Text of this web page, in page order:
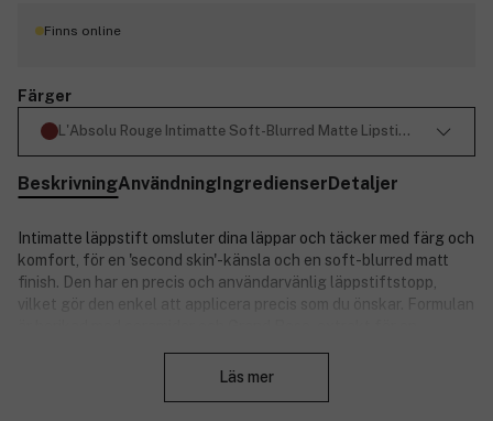
Finns online
Färger
L'Absolu Rouge Intimatte Soft-Blurred Matte Lipstick 289
BeskrivningAnvändningIngredienserDetaljer
Intimatte läppstift omsluter dina läppar och täcker med färg och
komfort, för en 'second skin'-känsla och en soft-blurred matt
finish. Den har en precis och användarvänlig läppstiftstopp,
vilket gör den enkel att applicera precis som du önskar. Formulan
är matt och lyxigt med ingraverad Lancôme-logotyp.
Läs mer